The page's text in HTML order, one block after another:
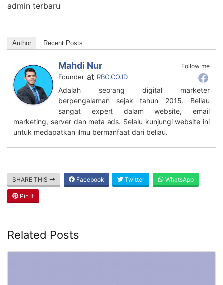
admin terbaru
Author Recent Posts
Follow me
Mahdi Nur
Founder at RBO.CO.ID
Adalah seorang digital marketer
berpengalaman sejak tahun 2015. Beliau
sangat expert dalam website, email
marketing, server dan meta ads. Selalu kunjungi website ini
untuk medapatkan ilmu bermanfaat dari beliau.
SHARE THIS Facebook Twitter WhatsApp
Pin It
Related Posts